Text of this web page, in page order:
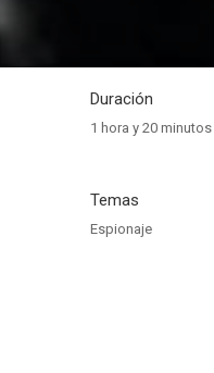
Duración
1 hora y 20 minutos
Temas
Espionaje